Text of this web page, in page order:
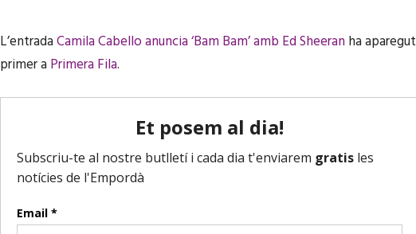
L’entradaCamila Cabello anuncia ‘Bam Bam’ amb Ed Sheeran ha aparegut
primer a Primera Fila.